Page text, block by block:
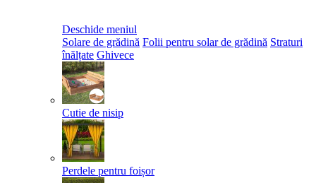
Deschide meniul
Solare de grădină Folii pentru solar de grădină Straturi
înălțate Ghivece
Cutie de nisip
Perdele pentru foișor